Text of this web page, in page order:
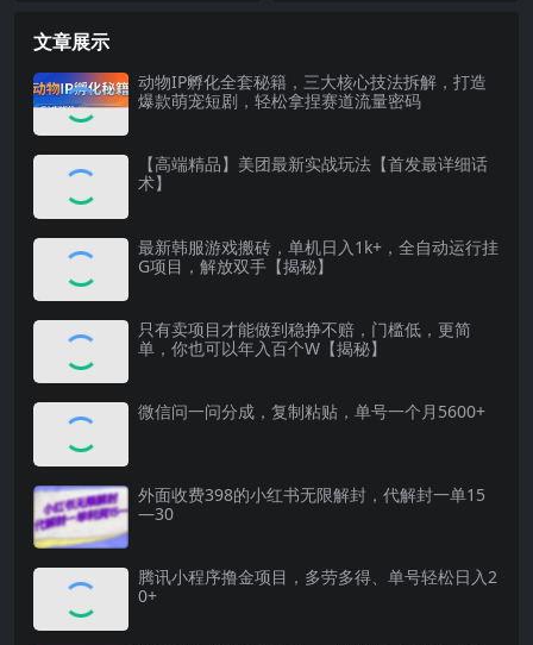
文章展示
动物IP孵化全套秘籍，三大核心技法拆解，打造
爆款萌宠短剧，轻松拿捏赛道流量密码
【高端精品】美团最新实战玩法【首发最详细话
术】
最新韩服游戏搬砖，单机日入1k+，全自动运行挂
G项目，解放双手【揭秘】
只有卖项目才能做到稳挣不赔，门槛低，更简
单，你也可以年入百个W【揭秘】
微信问一问分成，复制粘贴，单号一个月5600+
外面收费398的小红书无限解封，代解封一单15
—30
腾讯小程序撸金项目，多劳多得、单号轻松日入2
0+